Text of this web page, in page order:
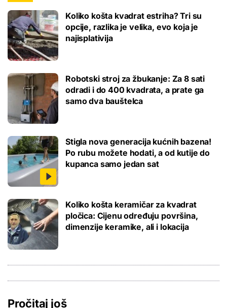
Koliko košta kvadrat estriha? Tri su
opcije, razlika je velika, evo koja je
najisplativija
Robotski stroj za žbukanje: Za 8 sati
odradi i do 400 kvadrata, a prate ga
samo dva bauštelca
Stigla nova generacija kućnih bazena!
Po rubu možete hodati, a od kutije do
kupanca samo jedan sat
Koliko košta keramičar za kvadrat
pločica: Cijenu određuju površina,
dimenzije keramike, ali i lokacija
Pročitaj još